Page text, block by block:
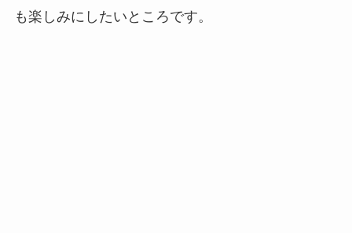
も楽しみにしたいところです。